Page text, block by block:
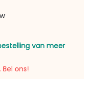
van meer
ons!